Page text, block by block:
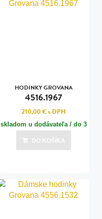
HODINKY GROVANA
4516.1967
210,00 €s DPH
skladom u dodávateľa / do 3
dní
Posledná aktualizácia dnes o 15:00
DO KOŠÍKA